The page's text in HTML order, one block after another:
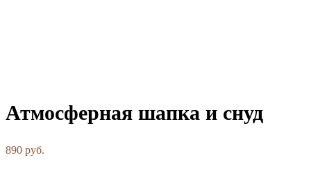
Атмосферная шапка и снуд
890 pуб.